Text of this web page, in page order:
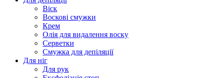
Віск
Воскові смужки
Крем
Олія для видалення воску
Серветки
Смужка для депіляції
Для ніг
Для рук